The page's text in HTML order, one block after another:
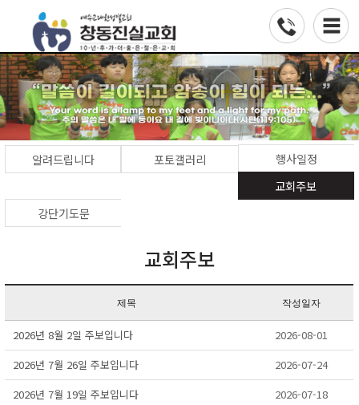
알려드립니다 포토갤러리
행사일정
교회주보
강단기도문
교회주보
제목 작성일자
2026년 8월 2일 주보입니다
2026-08-01
2026년 7월 26일 주보입니다
2026-07-24
2026년 7월 19일 주보입니다
2026-07-18